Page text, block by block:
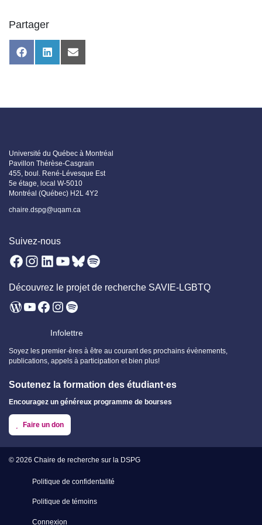
Partager
Share
on
Share
on
Share
on
Université du Québec à Montréal
Pavillon Thérèse-Casgrain
455, boul. René-Lévesque Est
5e étage, local W-5010
Montréal (Québec) H2L 4Y2
chaire.dspg@uqam.ca
Suivez-nous
Facebook
Instagram
LinkedIn
YouTube
Bluesky
Spotify
Découvrez le projet de recherche SAVIE-LGBTQ
WordPress
YouTube
Facebook
Instagram
Spotify
Infolettre
Soyez les premier·ères à être au courant des prochains évènements,
publications, appels à participation et bien plus!
Soutenez la formation des étudiant·es
Encouragez un généreux programme de bourses
Faire un don
© 2026 Chaire de recherche sur la DSPG
Politique de confidentalité
Politique de témoins
Connexion